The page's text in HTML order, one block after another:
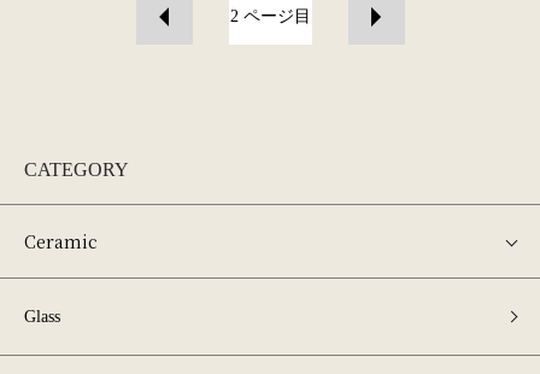
2 ページ目
CATEGORY
Ceramic
Glass